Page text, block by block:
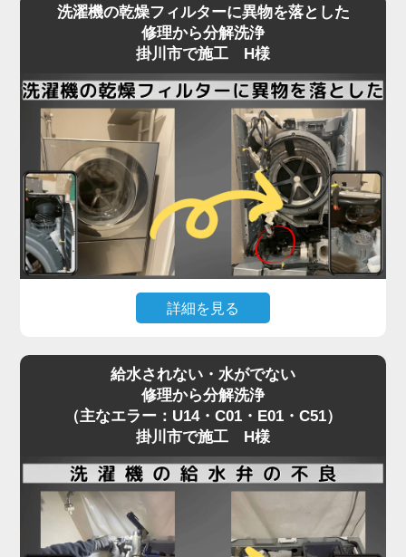
ったトラブルは、掛川市のお客様から最も多く寄せ
られるご相談の一つです。
実はこれ、機械の故障ではなく「洗濯機内部の排水
経路」にヘドロや繊維くずが詰まっていることが大
半なのをご存知でしょうか？
この詰まりは、市販のクリーナーや外部からの掃除
では届かない場所で発生しているため、解決には
「分解」が不可欠です。
「家電の達人」では、修理として内部を分解し、詰
まりの原因を物理的に除去。
その際、同時に洗濯槽裏側のカビ汚れまで一掃する
洗濯機分解クリーニングを実施します。
エラーの根本解決だけでなく、衛生面も劇的に改善
る方が非常に多い施工事例です。
洗濯機の乾燥フィルターに異物を落とした
修理から分解洗浄
掛川市で施工 H様
詳細を見る
てしまった！」というアクシデント。
掛川市でも頻繁にご依頼いただく案件です。
焦って棒などで取ろうとするとさらに奥へ入り込
がるため、絶対に放置は厳禁です。
この場合、安全に異物を取り出すためには本体の分
解作業が必須となります。
そこで私たちは、単なる救出作業だけでなく、同時
給水されない・水がでない
修理から分解洗浄
（主なエラー：U14・C01・E01・C51）
掛川市で施工 H様